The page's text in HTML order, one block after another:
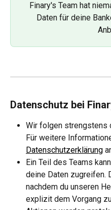
Finary's Team hat
Daten für deine
Datenschutz bei
Wir folgen strengstens
Für weitere
Datenschutzerklärung
Ein Teil des Teams
deine Daten zugreifen.
nachdem du unseren
explizit dem Vorgang